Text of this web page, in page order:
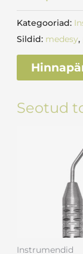
Kategooriad:
Sildid: medesy,
Seotud
Instrumendid